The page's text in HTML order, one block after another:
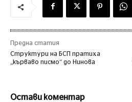
Предна статия
Структури на БСП пратиха
„кърваво писмо“ до Нинова
Остави коментар